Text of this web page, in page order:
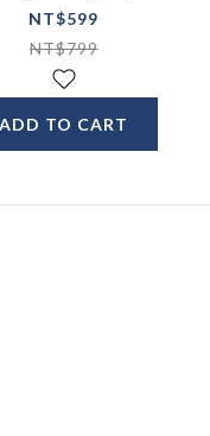
充電線傳
快充線編織 功
數顯 宙斯系列
1.2M
NT$599
NT$799
ADD TO CART